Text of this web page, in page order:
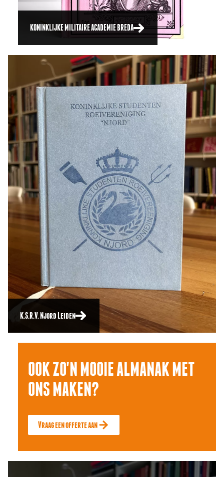
KONINKLIJKE MILITAIRE ACADEMIE BREDA
K.S.R.V. Njord Leiden
OOK ZO'N MOOIE ALMANAK MET
ONS MAKEN?
Vraag een offerte aan